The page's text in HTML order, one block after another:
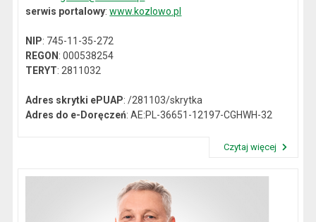
serwis portalowy:www.kozlowo.pl
NIP: 745-11-35-272
REGON: 000538254
TERYT: 2811032
Adres skrytki ePUAP: /281103/skrytka
Adres do e-Doręczeń: AE:PL-36651-12197-CGHWH-32
Czytaj więcej